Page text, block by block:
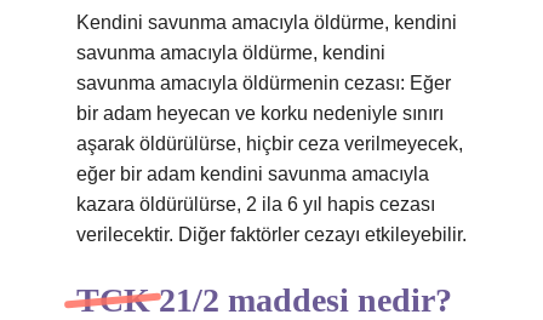
Kendini savunma amacıyla öldürme, kendini
savunma amacıyla öldürme, kendini
savunma amacıyla öldürmenin cezası: Eğer
bir adam heyecan ve korku nedeniyle sınırı
aşarak öldürülürse, hiçbir ceza verilmeyecek,
eğer bir adam kendini savunma amacıyla
kazara öldürülürse, 2 ila 6 yıl hapis cezası
verilecektir. Diğer faktörler cezayı etkileyebilir.
TCK 21/2 maddesi nedir?